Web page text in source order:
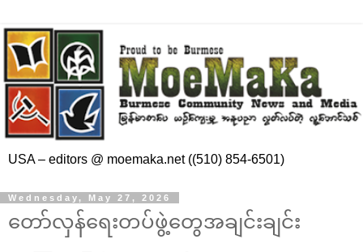
USA – editors @ moemaka.net ((510) 854-6501)
Wednesday, May 27, 2026
တော်လှန်ရေးတပ်ဖွဲ့တွေအချင်းချင်း